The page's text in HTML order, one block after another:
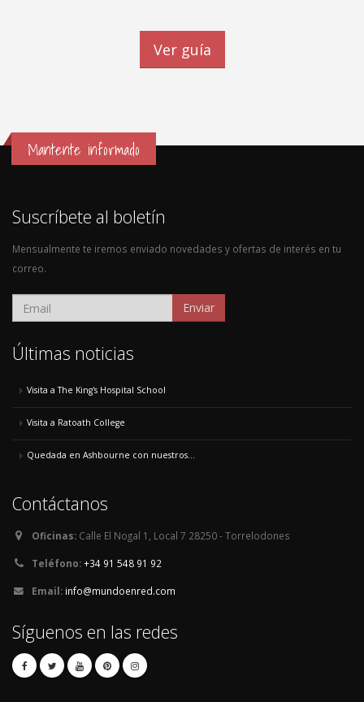
Ver guía
Mantente informado
Suscríbete al boletín
Mensualmente te iremos enviado novedades y ofertas de interés en tu
correo.
Enviar
Últimas noticias
Visita a The King's Hospital School
Visita a Ratoath College
Quedada en Ashbourne con nuestros...
Contáctanos
Oficinas: Calle El Nogal 1, Local 7 28250 - Torrelodones
Teléfono:+34 91 548 91 92
Email: info@mundoenred.com
Síguenos en las redes